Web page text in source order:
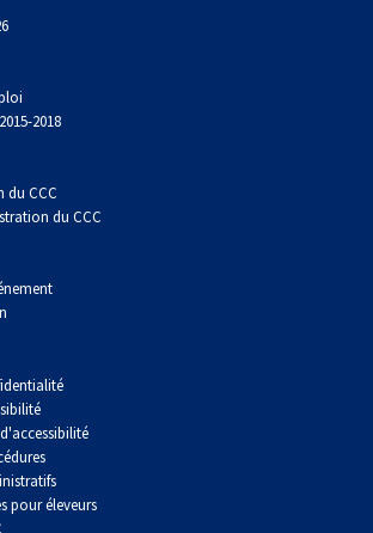
(Perro Sin Pelo Del Peru)
gallois
à poil doux
Highland
2018
du CCC
du CCC
pour éleveurs